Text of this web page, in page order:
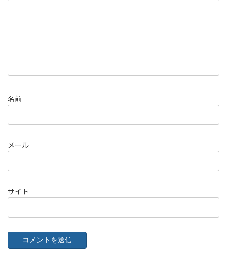
名前
メール
サイト